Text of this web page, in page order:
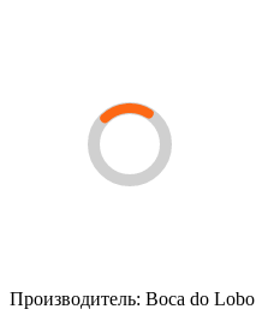
Производитель: Boca do Lobo